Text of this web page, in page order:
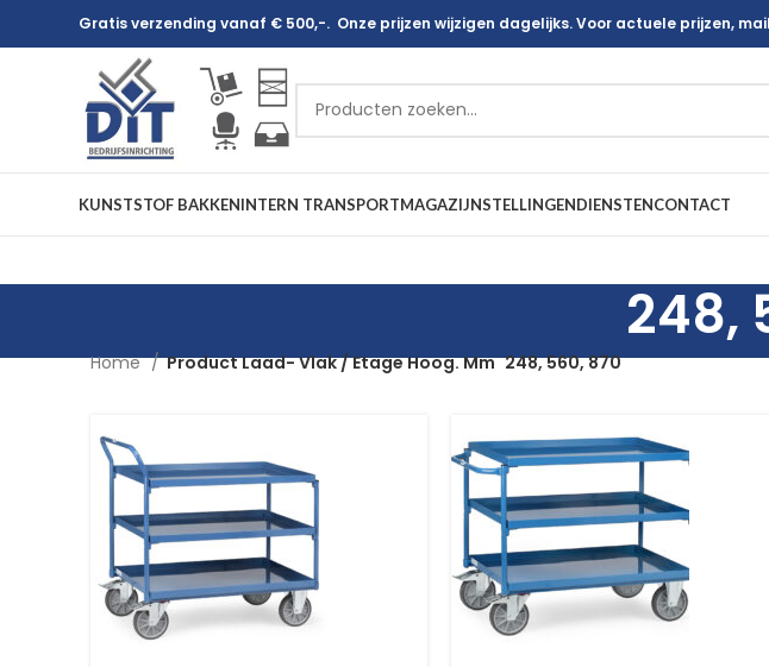
Gratis verzending vanaf € 500,-. Onze prijzen wijzigen dagelijks. Voor actuele prijzen,
KUNSTSTOF BAKKENINTERN TRANSPORTMAGAZIJNSTELLINGENDIENSTENCONTACT
248,
Home Product Laad- Vlak / Etage Hoog. Mm 248, 560, 870